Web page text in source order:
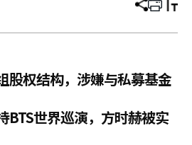
分
章
打 调
小
股权结构，涉嫌与私募基金
BTS世界巡演，方时赫被实